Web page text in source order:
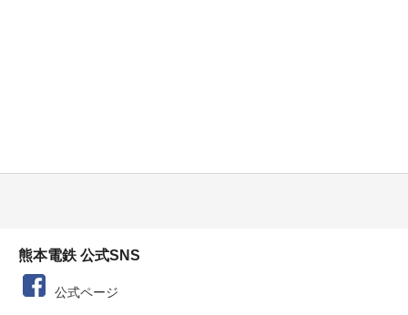
熊本電鉄 公式SNS
公式ページ